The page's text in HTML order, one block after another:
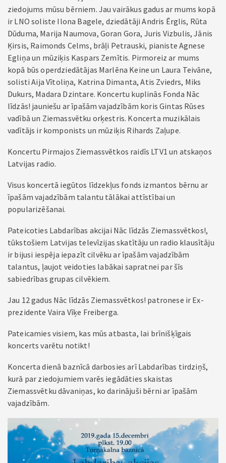
ziedojums mūsu bērniem. Jau vairākus gadus ar mums kopā
ir LNO soliste Ilona Bagele, dziedātāji Andris Ērglis, Rūta
Dūduma, Marija Naumova, Goran Gora, Juris Vizbulis, Jānis
Ķirsis, Raimonds Celms, brāļi Petrauski, pianiste Agnese
Egliņa un mūziķis Kaspars Zemītis. Pirmoreiz ar mums
kopā būs operdziedātājas Marlēna Keine un Laura Teivāne,
solisti Aija Vītoliņa, Katrina Dimanta, Atis Zviedrs, Miks
Dukurs, Madara Dzintare. Koncertu kuplinās Fonda Nāc
līdzās! jauniešu ar īpašām vajadzībām koris Gintas Rūses
vadībā un Ziemassvētku orķestris. Koncerta muzikālais
vadītājs ir komponists un mūziķis Rihards Zaļupe.
Koncertu Pirmajos Ziemassvētkos raidīs LTV1 un atskaņos
Latvijas radio.
Visus koncertā iegūtos līdzekļus fonds izmantos bērnu ar
īpašām vajadzībām talantu tālākai attīstībai un
popularizēšanai.
Pateicoties Labdarības akcijai Nāc līdzās Ziemassvētkos!,
tūkstošiem Latvijas televīzijas skatītāju un radio klausītāju
ir bijusi iespēja iepazīt cilvēku ar īpašām vajadzībām
talantus, ļaujot veidoties labākai sapratnei par šīs
sabiedrības grupas cilvēkiem.
Jau 12 gadus Nāc līdzās Ziemassvētkos! patronese ir Ex-
prezidente Vaira Vīķe Freiberga.
Pateicamies visiem, kas mūs atbasta, lai brīnišķīgais
koncerts varētu notikt!
Koncerta dienā baznīcā darbosies arī Labdarības tirdziņš,
kurā par ziedojumiem varēs iegādāties skaistas
Ziemassvētku dāvaniņas, ko darinājuši bērni ar īpašām
vajadzībām.